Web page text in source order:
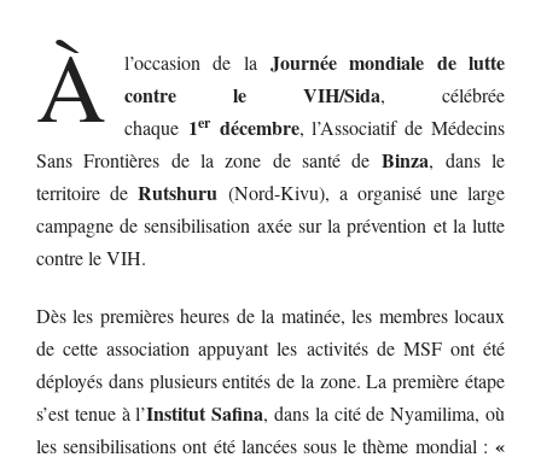
À l’occasion de la Journée mondiale de lutte
contre le VIH/Sida, célébrée
chaque 1erdécembre, l’Associatif de Médecins
Sans Frontières de la zone de santé deBinza, dans le
territoire deRutshuru (Nord-Kivu), a organisé une large
campagne de sensibilisation axée sur la prévention et la lutte
contre le VIH.
Dès les premières heures de la matinée, les membres locaux
de cette association appuyant les activités de MSF ont été
déployés dans plusieurs entités de la zone. La première étape
s’est tenue à l’Institut Safina, dans la cité de Nyamilima, où
les sensibilisations ont été lancées sous le thème mondial : «